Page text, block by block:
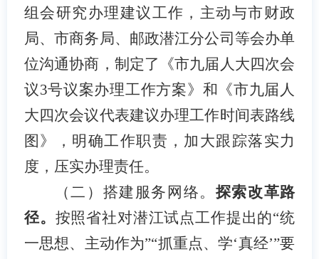
组会研究办理建议工作，主动与市财政
局、市商务局、邮政潜江分公司等会办单
位沟通协商，制定了《市九届人大四次会
议3号议案办理工作方案》和《市九届人
大四次会议代表建议办理工作时间表路线
图》，明确工作职责，加大跟踪落实力
度，压实办理责任。
（二） 搭建服务网络。 探索改革路
径。 按照省社对潜江试点工作提出的“统
一思想、主动作为”“抓重点、学‘真经’”要